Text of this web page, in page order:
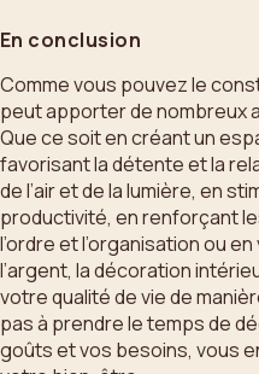
En conclusion
Comme vous pouvez le
peut apporter de nombreux
Que ce soit en créant un
favorisant la détente et la
de l’air et de la lumière, en
productivité, en renforçant
l’ordre et l’organisation ou
l’argent, la décoration
votre qualité de vie de
pas à prendre le temps de
goûts et vos besoins, vous